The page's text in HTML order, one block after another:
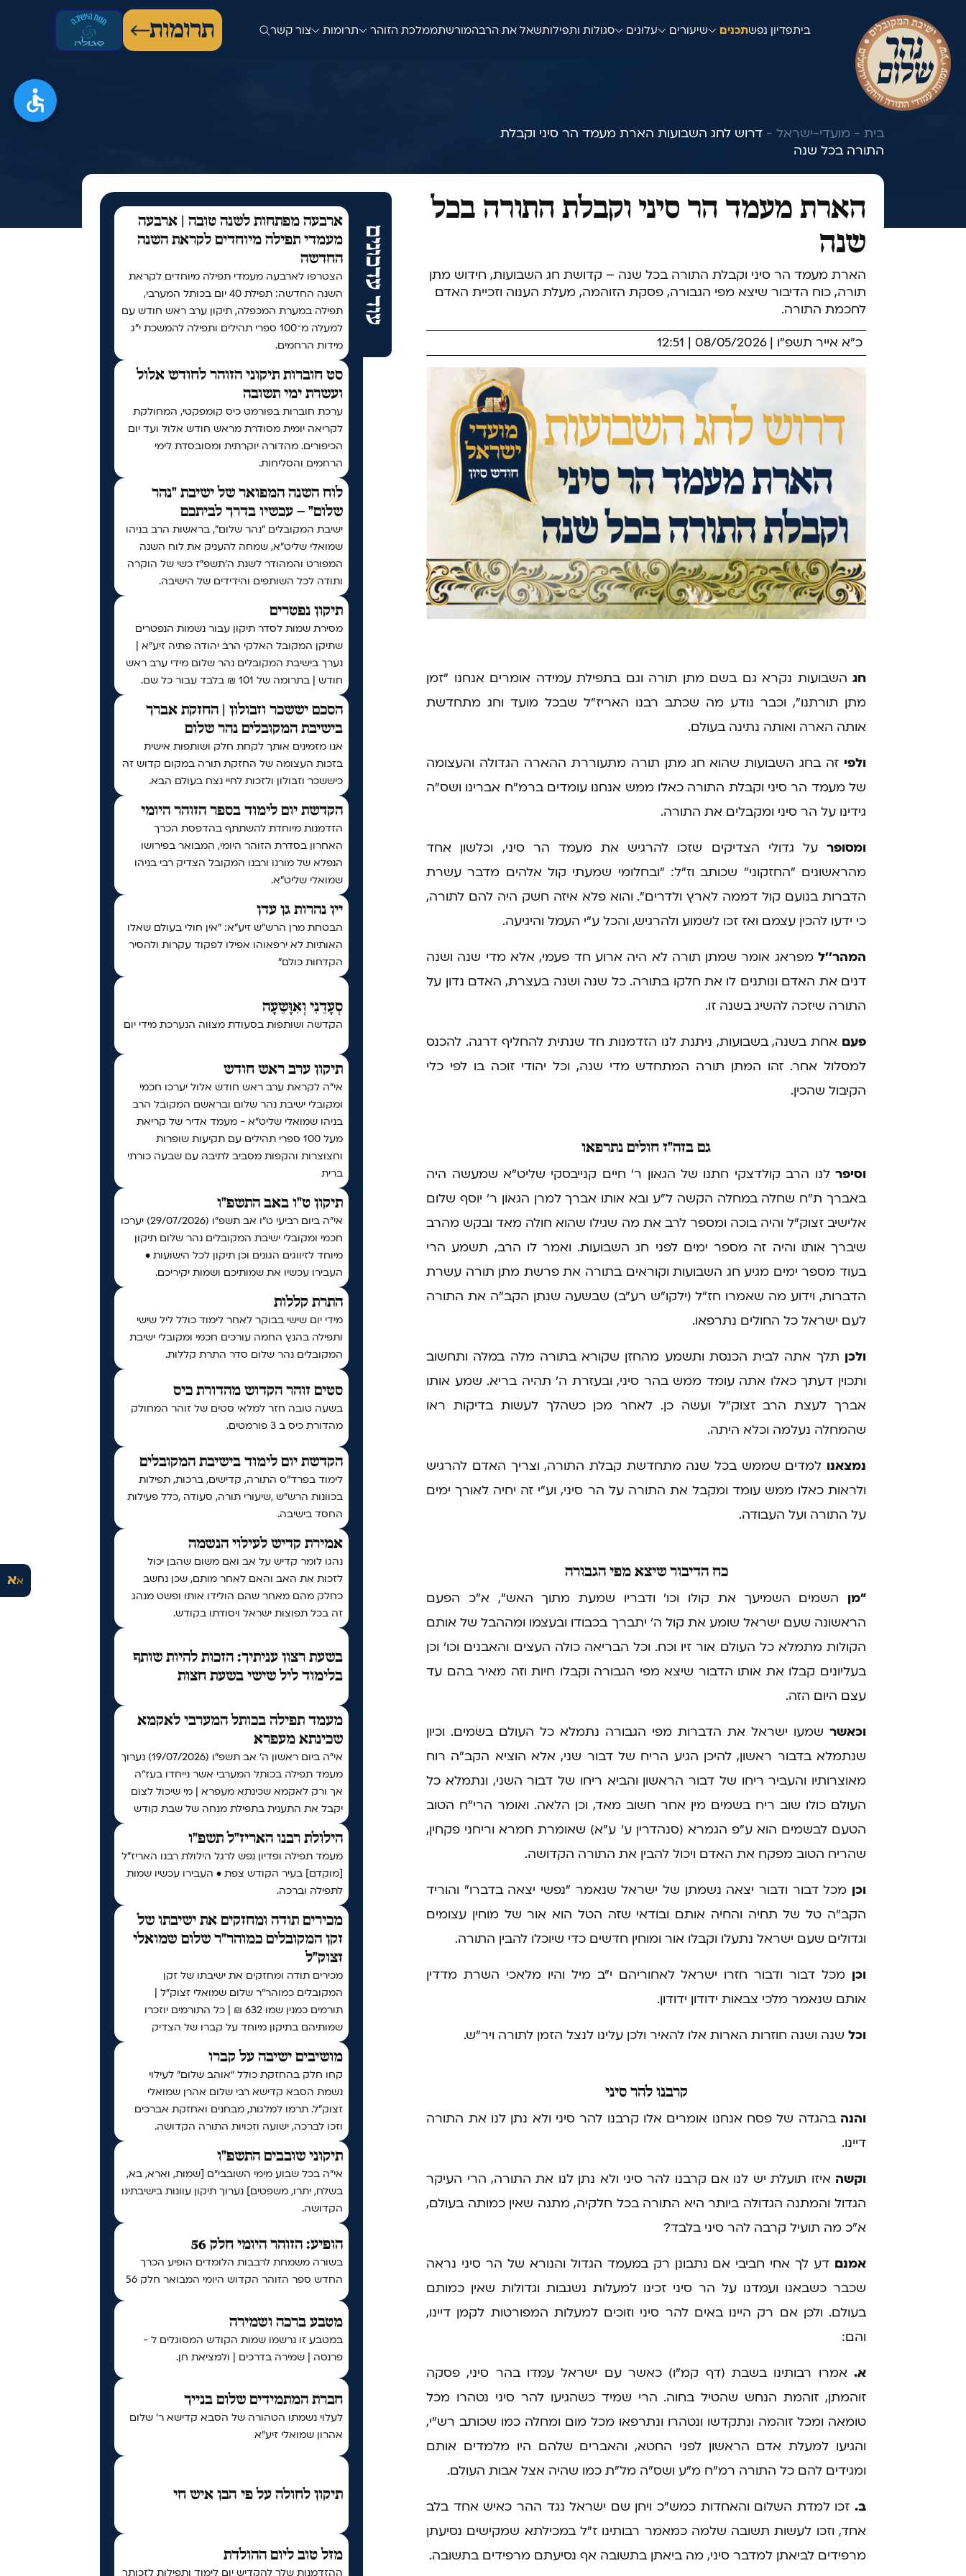
תרומות צור קשר תרומות ממלכת הזוהרהמורשתשאל את הרבסגולות ותפילות עלונים שיעורים תכניםפדיון נפשבית
אא
בית - מועדי-ישראל - דרוש לחג השבועות הארת מעמד הר סיני וקבלת
התורה בכל שנה
עוד עדכונים
ארבעה מפתחות לשנה טובה | ארבעה
מעמדי תפילה מיוחדים לקראת השנה
החדשה
הצטרפו לארבעה מעמדי תפילה מיוחדים לקראת
השנה החדשה: תפילת 40 יום בכותל המערבי,
תפילה במערת המכפלה, תיקון ערב ראש חודש עם
למעלה מ־100 ספרי תהילים ותפילה להמשכת י"ג
מידות הרחמים.
סט חוברות תיקוני הזוהר לחודש אלול
ועשרת ימי תשובה
ערכת חוברות בפורמט כיס קומפקטי, המחולקת
לקריאה יומית מסודרת מראש חודש אלול ועד יום
הכיפורים. מהדורה יוקרתית ומסובסדת לימי
הרחמים והסליחות.
לוח השנה המפואר של ישיבת "נהר
שלום" – עכשיו בדרך לביתכם
ישיבת המקובלים "נהר שלום", בראשות הרב בניהו
שמואלי שליט"א, שמחה להעניק את לוח השנה
המפורט והמהודר לשנת ה'תשפ"ז כשי של הוקרה
ותודה לכל השותפים והידידים של הישיבה.
תיקון נפטרים
מסירת שמות לסדר תיקון עבור נשמות הנפטרים
שתיקן המקובל האלקי הרב יהודה פתיה זיע"א |
נערך בישיבת המקובלים נהר שלום מידי ערב ראש
חודש | בתרומה של 101 ₪ בלבד עבור כל שם.
הסכם יששכר וזבולון | החזקת אברך
בישיבת המקובלים נהר שלום
אנו מזמינים אותך לקחת חלק ושותפות אישית
בזכות העצומה של החזקת תורה במקום קדוש זה
כיששכר וזבולון ולזכות לחיי נצח בעולם הבא.
הקדשת יום לימוד בספר הזוהר היומי
הזדמנות מיוחדת להשתתף בהדפסת הכרך
האחרון בסדרת הזוהר היומי, המבואר בפירושו
הנפלא של מורנו ורבנו המקובל הצדיק רבי בניהו
שמואלי שליט״א.
יין נהרות גן עדן
הבטחת מרן הרש"ש זיע"א: "אין חולי בעולם שאלו
האותיות לא ירפאוהו אפילו לפקוד עקרות ולהסיר
הקדחות כולם"
סְעָדֵנִי וְאִוָּשֵעָה
הקדשה ושותפות בסעודת מצווה הנערכת מידי יום
תיקון ערב ראש חודש
אי"ה לקראת ערב ראש חודש אלול יערכו חכמי
ומקובלי ישיבת נהר שלום ובראשם המקובל הרב
בניהו שמואלי שליט״א - מעמד אדיר של קריאת
מעל 100 ספרי תהילים עם תקיעות שופרות
וחצוצרות והקפות מסביב לתיבה עם שבעה כורתי
ברית
תיקון ט"ו באב התשפ"ו
אי"ה ביום רביעי ט״ו אב תשפ״ו (29/07/2026) יערכו
חכמי ומקובלי ישיבת המקובלים נהר שלום תיקון
מיוחד לזיווגים הגונים וכן תיקון לכל הישועות •
העבירו עכשיו את שמותיכם ושמות יקיריכם.
התרת קללות
מידי יום שישי בבוקר לאחר לימוד כולל ליל שישי
ותפילה בהנץ החמה עורכים חכמי ומקובלי ישיבת
המקובלים נהר שלום סדר התרת קללות.
סטים זוהר הקדוש מהדורת כיס
בשעה טובה חזר למלאי סטים של זוהר המחולק
מהדורת כיס ב 3 פורמטים.
הקדשת יום לימוד בישיבת המקובלים
לימוד בפרד"ס התורה, קדישים, ברכות, תפילות
בכוונות הרש"ש ,שיעורי תורה, סעודה ,כלל פעילות
החסד בישיבה.
אמירת קדיש לעילוי הנשמה
נהגו לומר קדיש על אב ואם משום שהבן יכול
לזכות את האב והאם לאחר מותם, שכן נחשב
כחלק מהם מאחר שהם הולידו אותו ופשט מנהג
זה בכל תפוצות ישראל ויסודתו בקודש.
בשעת רצון עניתיך: הזכות להיות שותף
בלימוד ליל שישי בשעת חצות
מעמד תפילה בכותל המערבי לאקמא
שכינתא מעפרא
אי"ה ביום ראשון ה׳ אב תשפ״ו (19/07/2026) נערוך
מעמד תפילה בכותל המערבי אשר נייחדו בעז"ה
אך ורק לאקמא שכינתא מעפרא | מי שיכול לצום
יקבל את התענית בתפילת מנחה של שבת קודש
הילולת רבנו האריז"ל תשפ"ו
מעמד תפילה ופדיון נפש לרגל הילולת רבנו האריז"ל
[מוקדם] בעיר הקודש צפת • העבירו עכשיו שמות
לתפילה וברכה.
מכירים תודה ומחזקים את ישיבתו של
זקן המקובלים כמוהר"ר שלום שמואלי
זצוק"ל
מכירים תודה ומחזקים את ישיבתו של זקן
המקובלים כמוהר"ר שלום שמואלי זצוק"ל |
תורמים כמנין שמו 632 ₪ | כל התורמים יוזכרו
שמותיהם בתיקון מיוחד על קברו של הצדיק
מושיבים ישיבה על קברו
קחו חלק בהחזקת כולל “אוהב שלום” לעילוי
נשמת הסבא קדישא רבי שלום אהרן שמואלי
זצוק״ל. תרמו למלגות, מבחנים ואחזקת אברכים
וזכו לברכה, ישועה וזכויות התורה הקדושה.
תיקוני שובבים התשפ"ו
אי"ה בכל שבוע מימי השובבי"ם [שמות, וארא, בא,
בשלח, יתרו, משפטים] נערוך תיקון עוונות בישיבתינו
הקדושה.
הופיע: הזוהר היומי חלק 56
בשורה משמחת לרבבות הלומדים הופיע הכרך
החדש ספר הזוהר הקדוש היומי המבואר חלק 56
מטבע ברכה ושמירה
במטבע זו נרשמו שמות הקודש המסוגלים ל -
פרנסה | שמירה בדרכים | ולמציאת חן.
חברת המתמידים שלום בנייך
לעלוי נשמתו הטהורה של הסבא קדישא ר' שלום
אהרון שמואלי זיע"א
תיקון לחולה על פי הבן איש חי
מזל טוב ליום ההולדת
ההזדמנות שלך להקדיש יום לימוד ותפילות לזכותך
הארת מעמד הר סיני וקבלת התורה בכל
שנה
הארת מעמד הר סיני וקבלת התורה בכל שנה – קדושת חג השבועות, חידוש מתן
תורה, כוח הדיבור שיצא מפי הגבורה, פסקת הזוהמה, מעלת הענוה וזכיית האדם
לחכמת התורה.
כ"א אייר תשפ"ו | 08/05/2026 | 12:51
חג השבועות נקרא גם בשם מתן תורה וגם בתפילת עמידה אומרים אנחנו "זמן
מתן תורתנו", וכבר נודע מה שכתב רבנו האריז"ל שבכל מועד וחג מתחדשת
אותה הארה ואותה נתינה בעולם.
ולפי זה בחג השבועות שהוא חג מתן תורה מתעוררת ההארה הגדולה והעצומה
של מעמד הר סיני וקבלת התורה כאלו ממש אנחנו עומדים ברמ"ח אברינו ושס"ה
גידינו על הר סיני ומקבלים את התורה.
ומסופר על גדולי הצדיקים שזכו להרגיש את מעמד הר סיני, וכלשון אחד
מהראשונים "החזקוני" שכותב וז"ל: "ובחלומי שמעתי קול אלהים מדבר עשרת
הדברות בנועם קול דממה לארץ ולדרים". והוא פלא איזה חשק היה להם לתורה,
כי ידעו להכין עצמם ואז זכו לשמוע ולהרגיש, והכל ע"י העמל והיגיעה.
המהר''ל מפראג אומר שמתן תורה לא היה ארוע חד פעמי, אלא מדי שנה ושנה
דנים את האדם ונותנים לו את חלקו בתורה. כל שנה ושנה בעצרת, האדם נדון על
התורה שיזכה להשיג בשנה זו.
פעם אחת בשנה, בשבועות, ניתנת לנו הזדמנות חד שנתית להחליף דרגה. להכנס
למסלול אחר. זהו המתן תורה המתחדש מדי שנה, וכל יהודי זוכה בו לפי כלי
הקיבול שהכין.
גםבזה"ז חולים נתרפאו
וסיפר לנו הרב קולדצקי חתנו של הגאון ר' חיים קנייבסקי שליט"א שמעשה היה
באברך ת"ח שחלה במחלה הקשה ל"ע ובא אותו אברך למרן הגאון ר' יוסף שלום
אלישיב זצוק"ל והיה בוכה ומספר לרב את מה שגילו שהוא חולה מאד ובקש מהרב
שיברך אותו והיה זה מספר ימים לפני חג השבועות. ואמר לו הרב, תשמע הרי
בעוד מספר ימים מגיע חג השבועות וקוראים בתורה את פרשת מתן תורה עשרת
הדברות, וידוע מה שאמרו חז"ל (ילקו"ש רע"ב) שבשעה שנתן הקב"ה את התורה
לעם ישראל כל החולים נתרפאו.
ולכן תלך אתה לבית הכנסת ותשמע מהחזן שקורא בתורה מלה במלה ותחשוב
ותכוין דעתך כאלו אתה עומד ממש בהר סיני, ובעזרת ה' תהיה בריא. שמע אותו
אברך לעצת הרב זצוק"ל ועשה כן. לאחר מכן כשהלך לעשות בדיקות ראו
שהמחלה נעלמה וכלא היתה.
נמצאנו למדים שממש בכל שנה מתחדשת קבלת התורה, וצריך האדם להרגיש
ולראות כאלו ממש עומד ומקבל את התורה על הר סיני, וע"י זה יחיה לאורך ימים
על התורה ועל העבודה.
כח הדיבור שיצא מפי הגבורה
"מן השמים השמיעך את קולו וכו' ודבריו שמעת מתוך האש", א"כ הפעם
הראשונה שעם ישראל שומע את קול ה' יתברך בכבודו ובעצמו ומההבל של אותם
הקולות מתמלא כל העולם אור זיו וכח. וכל הבריאה כולה העצים והאבנים וכו' וכן
בעליונים קבלו את אותו הדבור שיצא מפי הגבורה וקבלו חיות וזה מאיר בהם עד
עצם היום הזה.
וכאשר שמעו ישראל את הדברות מפי הגבורה נתמלא כל העולם בשׂמים. וכיון
שנתמלא בדבור ראשון, להיכן הגיע הריח של דבור שני, אלא הוציא הקב"ה רוח
מאוצרותיו והעביר ריחו של דבור הראשון והביא ריחו של דבור השני, ונתמלא כל
העולם כולו שוב ריח בשמים מין אחר חשוב מאד, וכן הלאה. ואומר הרי"ח הטוב
הטעם לבשמים הוא ע"פ הגמרא (סנהדרין ע' ע"א) שאומרת חמרא וריחני פקחין,
שהריח הטוב מפקח את האדם ויכול להבין את התורה הקדושה.
וכן מכל דבור ודבור יצאה נשמתן של ישראל שנאמר "נפשי יצאה בדברו" והוריד
הקב"ה טל של תחיה והחיה אותם ובודאי שזה הטל הוא אור של מוחין עצומים
וגדולים שעם ישראל נתעלו וקבלו אור ומוחין חדשים כדי שיוכלו להבין התורה.
וכן מכל דבור ודבור חזרו ישראל לאחוריהם י"ב מיל והיו מלאכי השרת מדדין
אותם שנאמר מלכי צבאות ידודון ידודון.
וכל שנה ושנה חוזרות הארות אלו להאיר ולכן עלינו לנצל הזמן לתורה ויר"ש.
קרבנו להר סיני
והנה בהגדה של פסח אנחנו אומרים אלו קרבנו להר סיני ולא נתן לנו את התורה
דיינו.
וקשה איזו תועלת יש לנו אם קרבנו להר סיני ולא נתן לנו את התורה, הרי העיקר
הגדול והמתנה הגדולה ביותר היא התורה בכל חלקיה, מתנה שאין כמותה בעולם,
א"כ מה תועיל קרבה להר סיני בלבד?
אמנם דע לך אחי חביבי אם נתבונן רק במעמד הגדול והנורא של הר סיני נראה
שכבר כשבאנו ועמדנו על הר סיני זכינו למעלות נשגבות וגדולות שאין כמותם
בעולם. ולכן אם רק היינו באים להר סיני וזוכים למעלות המפורטות לקמן דיינו,
והם:
א. אמרו רבותינו בשבת (דף קמ"ו) כאשר עם ישראל עמדו בהר סיני, פסקה
זוהמתן, זוהמת הנחש שהטיל בחוה. הרי שמיד כשהגיעו להר סיני נטהרו מכל
טומאה ומכל זוהמה ונתקדשו ונטהרו ונתרפאו מכל מום ומחלה כמו שכותב רש"י,
והגיעו למעלת אדם הראשון לפני החטא, והאברים שלהם היו מלמדים אותם
ומגידים להם כל התורה רמ"ח מ"ע ושס"ה מל"ת כמו שהיה אצל אבות העולם.
ב. זכו למדת השלום והאחדות כמש"כ ויחן שם ישראל נגד ההר כאיש אחד בלב
אחד, וזכו לעשות תשובה שלמה כמאמר רבותינו ז"ל במכילתא שמקישים נסיעתן
מרפידים לביאתן למדבר סיני, מה ביאתן בתשובה אף נסיעתם מרפידים בתשובה.